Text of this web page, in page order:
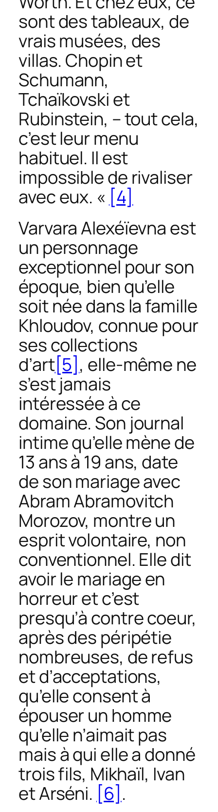
sont des tableaux, de
vrais musées, des
villas. Chopin et
Schumann,
Tchaïkovski et
Rubinstein, – tout cela,
c’est leur menu
habituel. Il est
impossible de rivaliser
avec eux. « [4]
Varvara Alexéïevna est
un personnage
exceptionnel pour son
époque, bien qu’elle
soit née dans la famille
Khloudov, connue pour
ses collections
d’art[5], elle-même ne
s’est jamais
intéressée à ce
domaine. Son journal
intime qu’elle mène de
13 ans à 19 ans, date
de son mariage avec
Abram Abramovitch
Morozov, montre un
esprit volontaire, non
conventionnel. Elle dit
avoir le mariage en
horreur et c’est
presqu’à contre coeur,
après des péripétie
nombreuses, de refus
et d’acceptations,
qu’elle consent à
épouser un homme
qu’elle n’aimait pas
mais à qui elle a donné
trois fils, Mikhaïl, Ivan
et Arséni. [6] .